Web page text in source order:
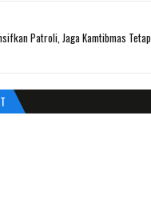
Patroli, Jaga Kamtibmas Tetap